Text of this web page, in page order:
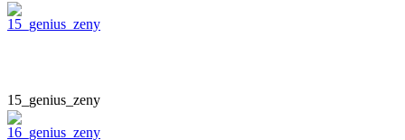
15_genius_zeny